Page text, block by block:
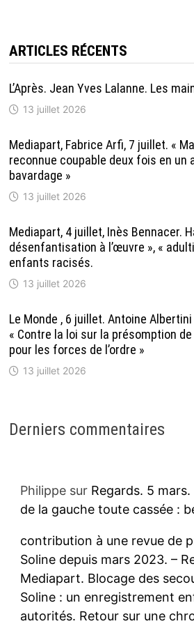
ARTICLES RÉCENTS
L’Après. Jean Yves Lalanne. Les
13 juillet 2026
Mediapart, Fabrice Arfi, 7 juillet. «
reconnue coupable deux fois en un
bavardage »
13 juillet 2026
Mediapart, 4 juillet, Inès Bennacer.
désenfantisation à l’œuvre », «
enfants racisés.
13 juillet 2026
Le Monde , 6 juillet. Antoine
« Contre la loi sur la présomption
pour les forces de l’ordre »
13 juillet 2026
Derniers commentaires
Philippesur Regards. 5 mars.
de la gauche toute cassée :
contribution à une revue de
Soline depuis mars 2023. –
Mediapart. Blocage des
Soline : un enregistrement
autorités. Retour sur une